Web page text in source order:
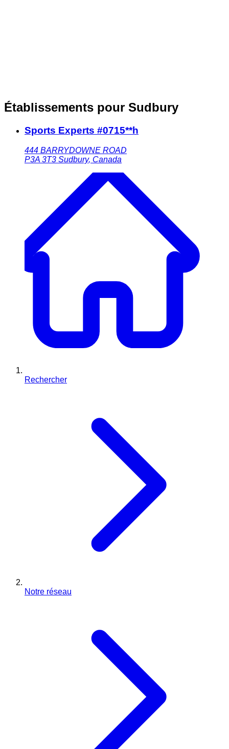
Établissements pour Sudbury
Sports Experts #0715**h
444 BARRYDOWNE ROAD
P3A 3T3 Sudbury, Canada
Rechercher
Notre réseau